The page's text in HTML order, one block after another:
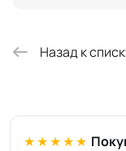
Назад к
★★★★★